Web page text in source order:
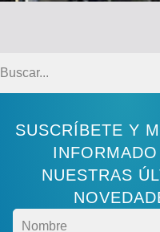
SUSCRÍBETE Y
NUESTRAS